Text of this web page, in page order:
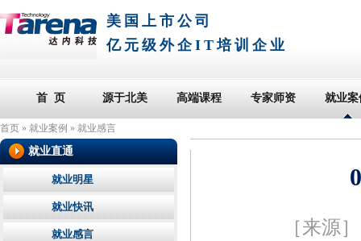
美国上市公司
亿元级外企IT培训企业
首 页 源于北美 高端课程 专家师资 就业案
首页 » 就业案例 » 就业感言
［来源
就业直通
就业明星
就业快讯
就业感言